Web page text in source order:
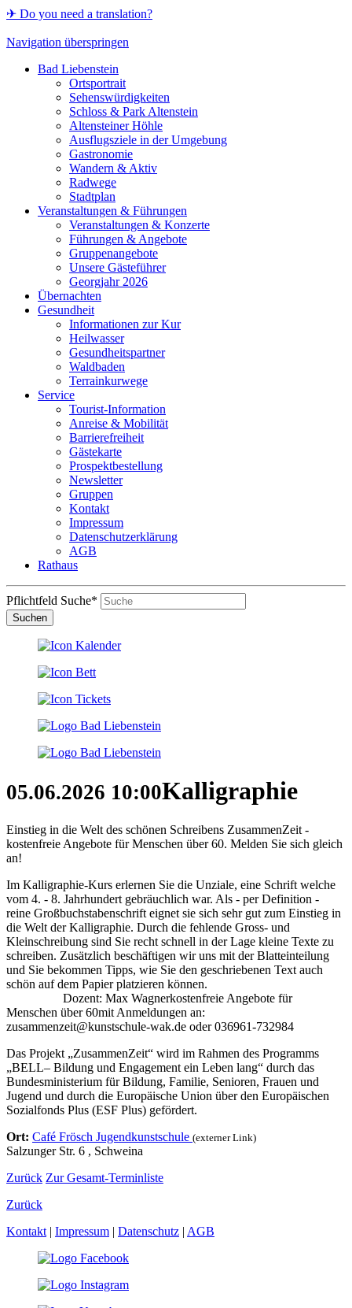
✈ Do you need a translation?
Navigation überspringen
Bad Liebenstein
Ortsportrait
Sehenswürdigkeiten
Schloss & Park Altenstein
Altensteiner Höhle
Ausflugsziele in der Umgebung
Gastronomie
Wandern & Aktiv
Radwege
Stadtplan
Veranstaltungen & Führungen
Veranstaltungen & Konzerte
Führungen & Angebote
Gruppenangebote
Unsere Gästeführer
Georgjahr 2026
Übernachten
Gesundheit
Informationen zur Kur
Heilwasser
Gesundheitspartner
Waldbaden
Terrainkurwege
Service
Tourist-Information
Anreise & Mobilität
Barrierefreiheit
Gästekarte
Prospektbestellung
Newsletter
Gruppen
Kontakt
Impressum
Datenschutzerklärung
AGB
Rathaus
Pflichtfeld Suche*
Suchen
05.06.2026 10:00Kalligraphie
Einstieg in die Welt des schönen Schreibens ZusammenZeit -
kostenfreie Angebote für Menschen über 60. Melden Sie sich gleich
an!
Im Kalligraphie-Kurs erlernen Sie die Unziale, eine Schrift welche
vom 4. - 8. Jahrhundert gebräuchlich war. Als - per Definition -
reine Großbuchstabenschrift eignet sie sich sehr gut zum Einstieg in
die Welt der Kalligraphie. Durch die fehlende Gross- und
Kleinschreibung sind Sie recht schnell in der Lage kleine Texte zu
schreiben. Zusätzlich beschäftigen wir uns mit der Blatteinteilung
und Sie bekommen Tipps, wie Sie den geschriebenen Text auch
schön auf dem Papier platzieren können.
Dozent: Max Wagnerkostenfreie Angebote für
Menschen über 60mit Anmeldungen an:
zusammenzeit@kunstschule-wak.de oder 036961-732984
Das Projekt „ZusammenZeit“ wird im Rahmen des Programms
„BELL– Bildung und Engagement ein Leben lang“ durch das
Bundesministerium für Bildung, Familie, Senioren, Frauen und
Jugend und durch die Europäische Union über den Europäischen
Sozialfonds Plus (ESF Plus) gefördert.
Ort: Café Frösch Jugendkunstschule (externer Link)
Salzunger Str. 6 , Schweina
Zurück Zur Gesamt-Terminliste
Zurück
Kontakt | Impressum | Datenschutz | AGB